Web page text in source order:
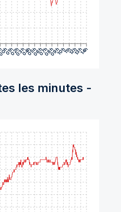
01h02h03h04h05h06h07h08h09h10h11h12h13h14h
les minutes -